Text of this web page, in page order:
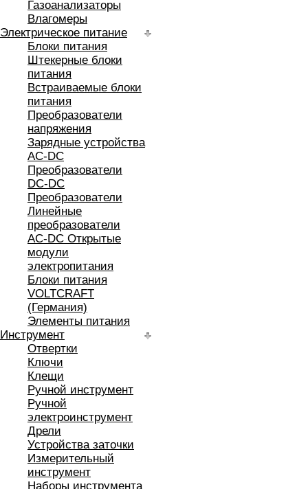
Газоанализаторы
Влагомеры
Электрическое питание
Блоки питания
Штекерные блоки
питания
Встраиваемые блоки
питания
Преобразователи
напряжения
Зарядные устройства
AC-DC
Преобразователи
DC-DC
Преобразователи
Линейные
преобразователи
AC-DC Открытые
модули
электропитания
Блоки питания
VOLTCRAFT
(Германия)
Элементы питания
Инструмент
Отвертки
Ключи
Клещи
Ручной инструмент
Ручной
электроинструмент
Дрели
Устройства заточки
Измерительный
инструмент
Наборы инструмента